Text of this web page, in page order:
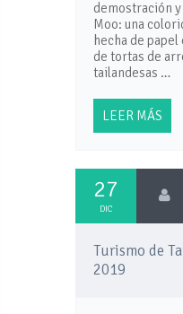
demostración y
Moo: una
hecha de
de tortas de
tailandesas …
LEER MÁS
27
DIC
Turismo de
2019